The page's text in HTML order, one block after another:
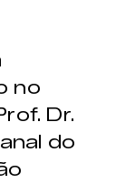
no
Dr.
do